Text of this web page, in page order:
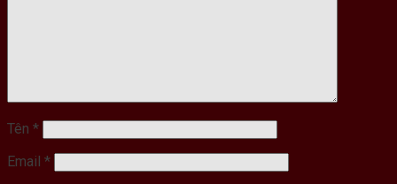
Tên *
Email *